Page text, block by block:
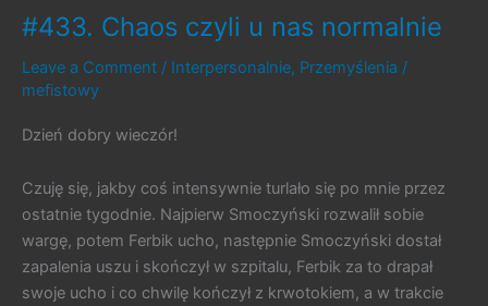
#433. Chaos czyli u nas normalnie
Leave a Comment / Interpersonalnie, Przemyślenia /
mefistowy
Dzień dobry wieczór!
Czuję się, jakby coś intensywnie turlało się po mnie przez
ostatnie tygodnie. Najpierw Smoczyński rozwalił sobie
wargę, potem Ferbik ucho, następnie Smoczyński dostał
zapalenia uszu i skończył w szpitalu, Ferbik za to drapał
swoje ucho i co chwilę kończył z krwotokiem, a w trakcie